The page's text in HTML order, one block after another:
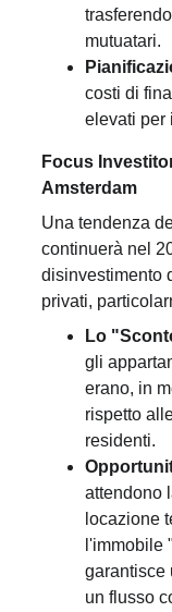
mutuatari.
costi di
elevati per
Focus
Amsterdam
Una tendenza
continuerà nel
disinvestimento
privati,
Lo
gli
erano, in
rispetto
residenti.
attendono
locazione
l'immobile
garantisce
un flusso